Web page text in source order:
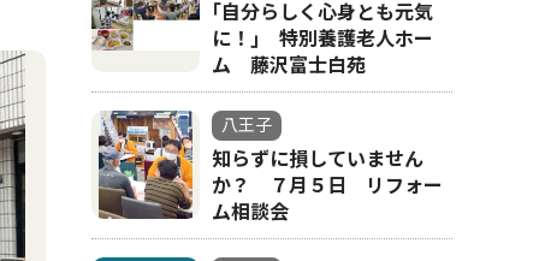
｢自分らしく心身とも元気
に！｣ 特別養護老人ホー
ム 藤沢富士白苑
八王子
知らずに損していません
か？ ７月５日 リフォー
ム相談会